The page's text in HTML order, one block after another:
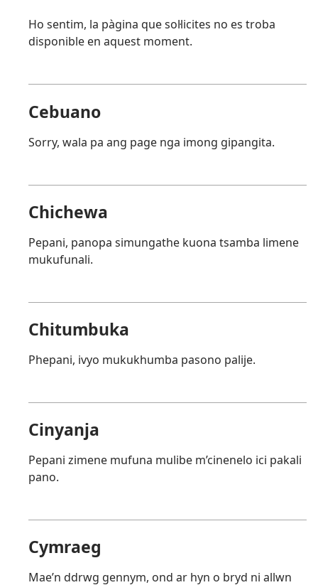
Ho sentim, la pàgina que sol·licites no es troba
disponible en aquest moment.
Cebuano
Sorry, wala pa ang page nga imong gipangita.
Chichewa
Pepani, panopa simungathe kuona tsamba limene
mukufunali.
Chitumbuka
Phepani, ivyo mukukhumba pasono palije.
Cinyanja
Pepani zimene mufuna mulibe m’cinenelo ici pakali
pano.
Cymraeg
Mae’n ddrwg gennym, ond ar hyn o bryd ni allwn